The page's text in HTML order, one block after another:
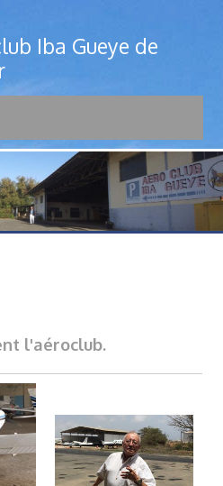
Iba Gueye de
l'aéroclub.